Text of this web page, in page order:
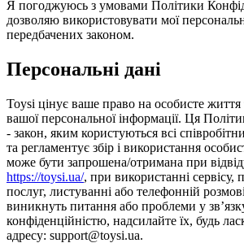
Я погоджуюсь з умовами Політики
дозволяю використовувати мої
передбачених законом.
Персональні дані
Toysi цінує ваше право на особисте
вашої персональної інформації. Ця
- закон, яким користуються всі
та регламентує збір і використання
може бути запрошена/отримана при
https://toysi.ua/, при використанні сервісу,
послуг, листуванні або телефонній
виникнуть питання або проблеми у
конфіденційністю, надсилайте їх, будь
адресу: support@toysi.ua.